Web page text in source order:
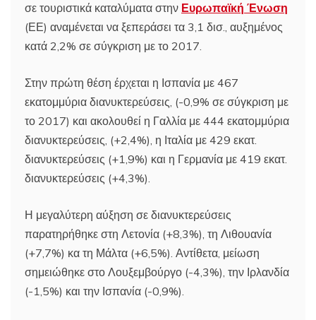
σε τουριστικά καταλύματα στην Ευρωπαϊκή Ένωση
(ΕΕ) αναμένεται να ξεπεράσει τα 3,1 δισ., αυξημένος
κατά 2,2% σε σύγκριση με το 2017.
Στην πρώτη θέση έρχεται η Ισπανία με 467
εκατομμύρια διανυκτερεύσεις, (-0,9% σε σύγκριση με
το 2017) και ακολουθεί η Γαλλία με 444 εκατομμύρια
διανυκτερεύσεις, (+2,4%), η Ιταλία με 429 εκατ.
διανυκτερεύσεις (+1,9%) και η Γερμανία με 419 εκατ.
διανυκτερεύσεις (+4,3%).
Η μεγαλύτερη αύξηση σε διανυκτερεύσεις
παρατηρήθηκε στη Λετονία (+8,3%), τη Λιθουανία
(+7,7%) κα τη Μάλτα (+6,5%). Αντίθετα, μείωση
σημειώθηκε στο Λουξεμβούργο (-4,3%), την Ιρλανδία
(-1,5%) και την Ισπανία (-0,9%).